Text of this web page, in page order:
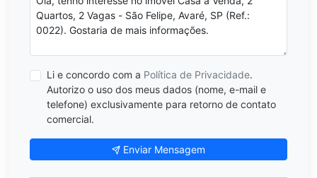
Li e concordo com a Política de Privacidade.
Autorizo o uso dos meus dados (nome, e-mail e
telefone) exclusivamente para retorno de contato
comercial.
Enviar Mensagem